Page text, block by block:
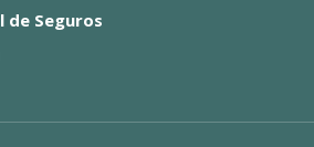
de Seguros